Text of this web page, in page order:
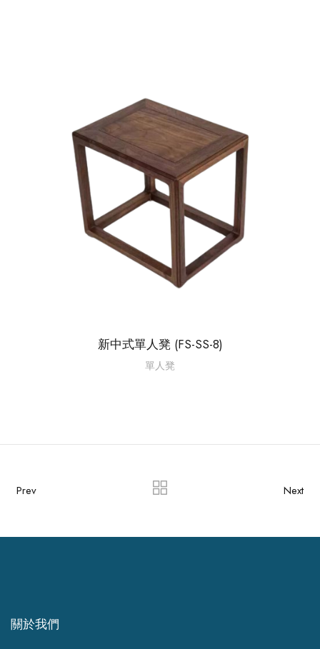
新中式單人凳 (FS-SS-8)
單人凳
Prev Next
關於我們